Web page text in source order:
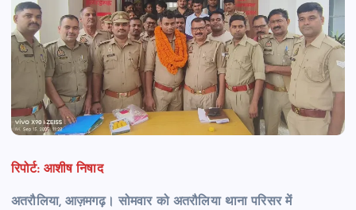
रिपोर्ट: आशीष निषाद
अतरौलिया, आज़मगढ़। सोमवार को अतरौलिया थाना परिसर में